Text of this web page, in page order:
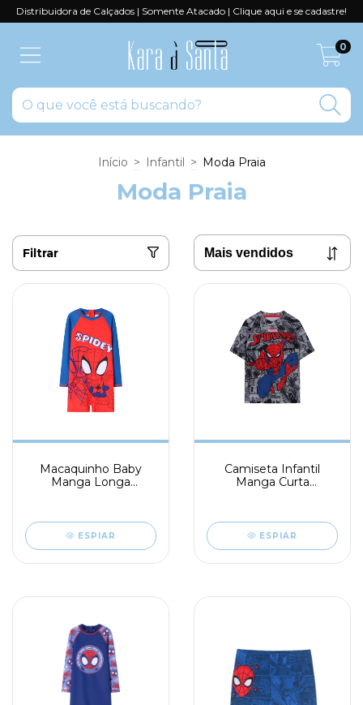
Distribuidora de Calçados | Somente Atacado | Clique aqui e se cadastre!
0
Início > Infantil > Moda Praia
Moda Praia
Filtrar
Macaquinho Baby
Manga Longa
ESPIAR
Camiseta Infantil
Manga Curta
ESPIAR